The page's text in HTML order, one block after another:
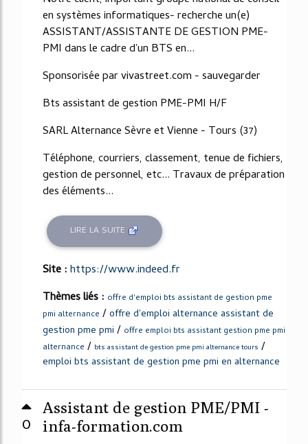
en systèmes informatiques- recherche un(e)
ASSISTANT/ASSISTANTE DE GESTION PME-
PMI dans le cadre d'un BTS en...
Sponsorisée par vivastreet.com - sauvegarder
Bts assistant de gestion PME-PMI H/F
SARL Alternance Sèvre et Vienne - Tours (37)
Téléphone, courriers, classement, tenue de fichiers,
gestion de personnel, etc... Travaux de préparation
des éléments...
LIRE LA SUITE
Site :https://www.indeed.fr
Thèmes liés : offre d'emploi bts assistant de gestion pme
pmi alternance /offre d'emploi alternance assistant de
gestion pme pmi / offre emploi bts assistant gestion pme pmi
alternance / bts assistant de gestion pme pmi alternance tours /
emploi bts assistant de gestion pme pmi en alternance
0
Assistant de gestion PME/PMI -
infa-formation.com